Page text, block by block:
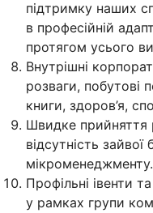
підтримку наших
в професійній
протягом усього
Внутрішні
розваги, побутові
книги, здоров’я,
Швидке прийняття
відсутність зайвої
мікроменеджменту.
Профільні івенти
у рамках групи